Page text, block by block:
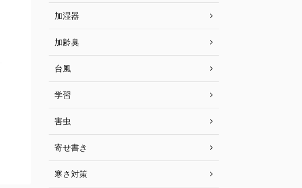
加湿器
加齢臭
台風
学習
害虫
寄せ書き
寒さ対策